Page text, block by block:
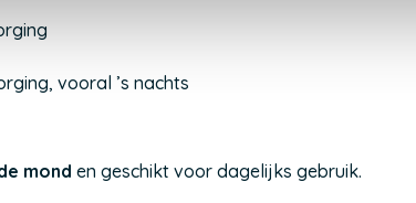
vooral ’s nachts
mond en geschikt voor dagelijks gebruik.